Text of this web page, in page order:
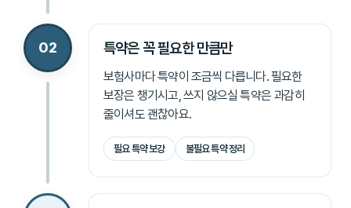
02 특약은 꼭 필요한 만큼만
보험사마다 특약이 조금씩 다릅니다. 필요한
보장은 챙기시고, 쓰지 않으실 특약은 과감히
줄이셔도 괜찮아요.
필요 특약 보강 불필요 특약 정리